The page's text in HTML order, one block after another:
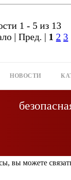
1 - 5 из 13
| Пред. | 1 2 3
НОВОСТИ
вы можете